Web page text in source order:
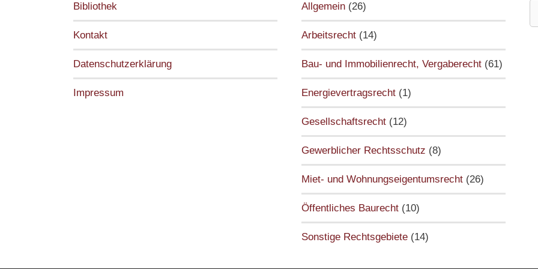
Bibliothek
Kontakt
Datenschutzerklärung
Impressum
Allgemein(26)
Arbeitsrecht(14)
Bau- und Immobilienrecht, Vergaberecht(61)
Energievertragsrecht(1)
Gesellschaftsrecht(12)
Gewerblicher Rechtsschutz (8)
Miet- und Wohnungseigentumsrecht(26)
Öffentliches Baurecht(10)
Sonstige Rechtsgebiete(14)